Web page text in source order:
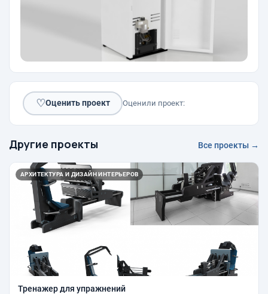
♡Оценить проект Оценили проект:
Другие проекты Все проекты →
АРХИТЕКТУРА И ДИЗАЙН ИНТЕРЬЕРОВ
Тренажер для упражнений